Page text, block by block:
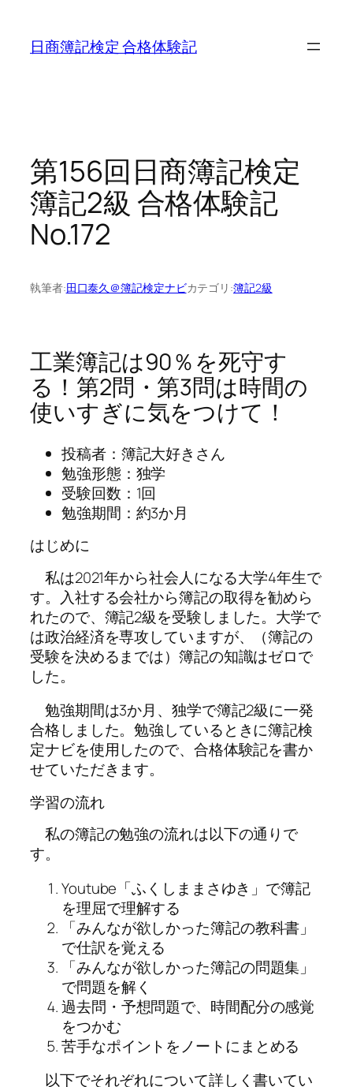
日商簿記検定 合格体験記
第156回日商簿記検定
簿記2級 合格体験記
No.172
執筆者:田口泰久＠簿記検定ナビカテゴリ:簿記2級
工業簿記は90％を死守す
る！第2問・第3問は時間の
使いすぎに気をつけて！
投稿者：簿記大好きさん
勉強形態：独学
受験回数：1回
勉強期間：約3か月
はじめに
私は2021年から社会人になる大学4年生で
す。入社する会社から簿記の取得を勧めら
れたので、簿記2級を受験しました。大学で
は政治経済を専攻していますが、（簿記の
受験を決めるまでは）簿記の知識はゼロで
した。
勉強期間は3か月、独学で簿記2級に一発
合格しました。勉強しているときに簿記検
定ナビを使用したので、合格体験記を書か
せていただきます。
学習の流れ
私の簿記の勉強の流れは以下の通りで
す。
Youtube「ふくしままさゆき」で簿記
を理屈で理解する
「みんなが欲しかった簿記の教科書」
で仕訳を覚える
「みんなが欲しかった簿記の問題集」
で問題を解く
過去問・予想問題で、時間配分の感覚
をつかむ
苦手なポイントをノートにまとめる
以下でそれぞれについて詳しく書いてい